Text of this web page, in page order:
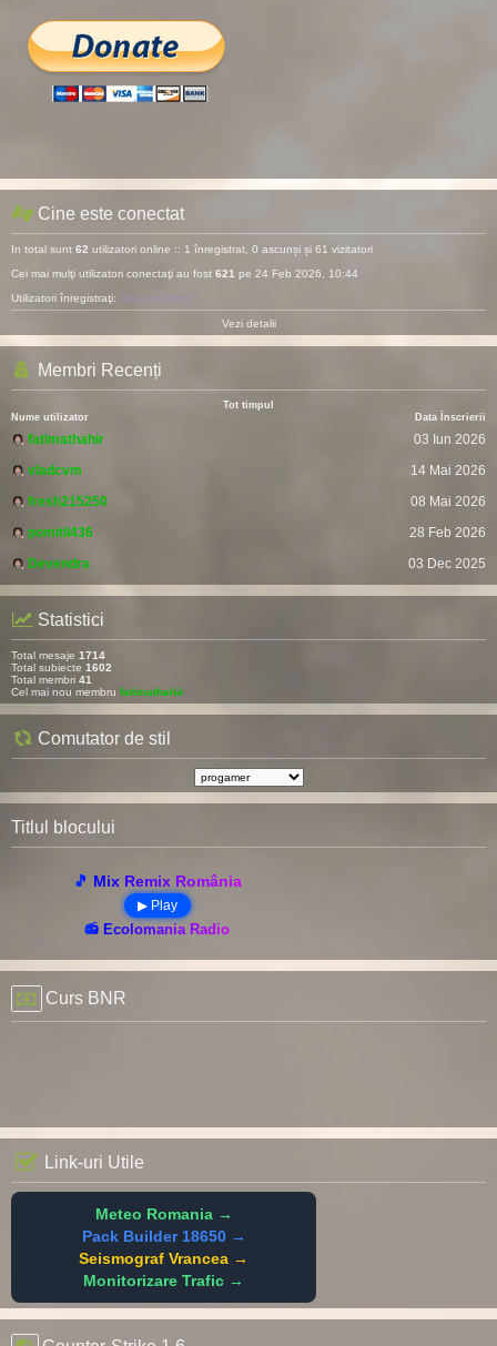
Cine este conectat
In total sunt 62 utilizatori online :: 1 înregistrat, 0 ascunși și 61 vizitatori
Cei mai mulţi utilizatori conectaţi au fost 621 pe 24 Feb 2026, 10:44
Utilizatori înregistraţi: Amazon [Bot]
Vezi detalii
Membri Recenți
Tot timpul
Nume utilizator
Data Înscrierii
fatimathahir
03 Iun 2026
vladcvm
14 Mai 2026
fresh215250
08 Mai 2026
pomitil436
28 Feb 2026
Devendra
03 Dec 2025
Statistici
Total mesaje 1714
Total subiecte 1602
Total membri 41
Cel mai nou membru fatimathahir
Comutator de stil
Titlul blocului
🎵 Mix Remix România
▶ Play
📻 Ecolomania Radio
Curs BNR
Link-uri Utile
Meteo Romania →
Pack Builder 18650 →
Seismograf Vrancea →
Monitorizare Trafic →